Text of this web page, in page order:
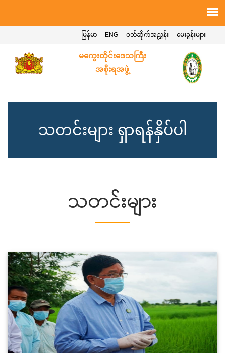
မေးခွန်းများ
ဝဘ်ဆိုက်အညွှန်း
ENG
မြန်မာ
မကွေးတိုင်းဒေသကြီး
အစိုးရအဖွဲ့
သတင်းများ ရှာရန်နှိပ်ပါ
သတင်းများ